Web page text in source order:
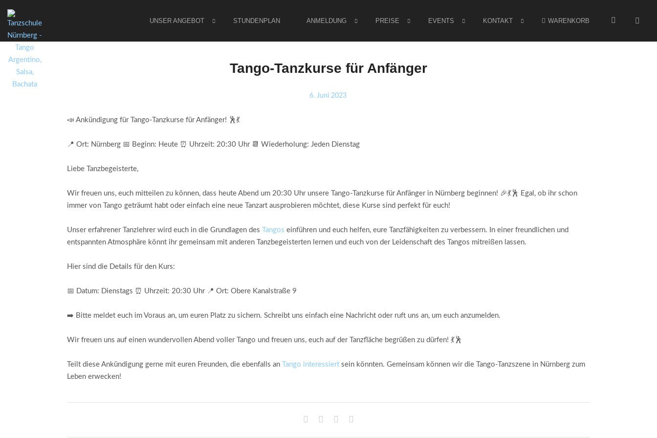
UNSER ANGEBOT STUNDENPLAN ANMELDUNG PREISE EVENTS KONTAKT WARENKORB
Tango-Tanzkurse für Anfänger
6. Juni 2023
📣 Ankündigung für Tango-Tanzkurse für Anfänger! 🕺💃
📍 Ort: Nürnberg 📅 Beginn: Heute ⏰ Uhrzeit: 20:30 Uhr 📆 Wiederholung: Jeden Dienstag
Liebe Tanzbegeisterte,
Wir freuen uns, euch mitteilen zu können, dass heute Abend um 20:30 Uhr unsere Tango-Tanzkurse für Anfänger in Nürnberg beginnen! 🎉💃🕺 Egal, ob ihr schon
immer von Tango geträumt habt oder einfach eine neue Tanzart ausprobieren möchtet, diese Kurse sind perfekt für euch!
Unser erfahrener Tanzlehrer wird euch in die Grundlagen des Tangos einführen und euch helfen, eure Tanzfähigkeiten zu verbessern. In einer freundlichen und
entspannten Atmosphäre könnt ihr gemeinsam mit anderen Tanzbegeisterten lernen und euch von der Leidenschaft des Tangos mitreißen lassen.
Hier sind die Details für den Kurs:
📅 Datum: Dienstags ⏰ Uhrzeit: 20:30 Uhr 📍 Ort: Obere Kanalstraße 9
➡️ Bitte meldet euch im Voraus an, um euren Platz zu sichern. Schreibt uns einfach eine Nachricht oder ruft uns an, um euch anzumelden.
Wir freuen uns auf einen wundervollen Abend voller Tango und freuen uns, euch auf der Tanzfläche begrüßen zu dürfen! 💃🕺
Teilt diese Ankündigung gerne mit euren Freunden, die ebenfalls an Tango interessiert sein könnten. Gemeinsam können wir die Tango-Tanzszene in Nürnberg zum
Leben erwecken!